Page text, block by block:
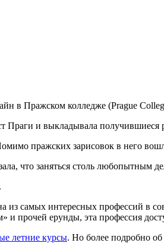
в Пражском колледже (Prague
Праги и выкладывала получившиеся
пражских зарисовок в него
что заняться столь любопытным
из самых интересных профессий в
и прочей ерунды, эта профессия
летние курсы. Но более подробно